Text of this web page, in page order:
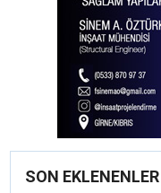
SON EKLENENLER